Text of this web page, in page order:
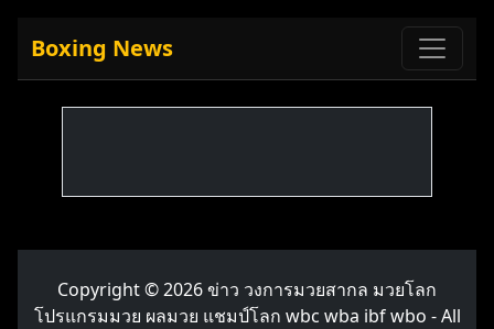
Boxing News
Copyright © 2026ข่าว วงการมวยสากล มวยโลก
โปรแกรมมวย ผลมวย แชมป์โลก wbc wba ibf wbo - All